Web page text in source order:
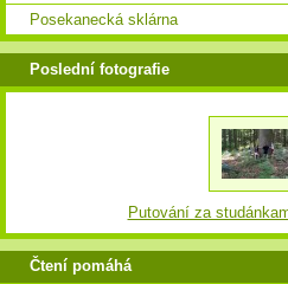
Posekanecká sklárna
Poslední fotografie
Putování za
Čtení pomáhá